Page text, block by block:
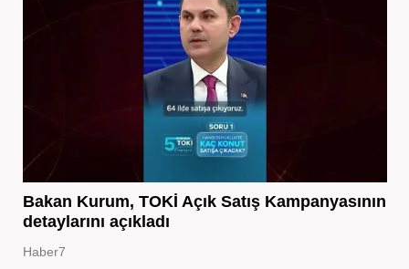
Bakan Kurum, TOKİ Açık Satış Kampanyasının
detaylarını açıkladı
Haber7